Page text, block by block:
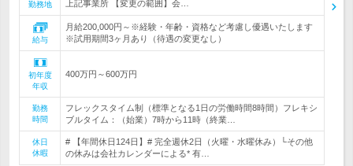
勤務地 上記事業所 【変更の範囲】会…
給与
月給200,000円～※経験・年齢・資格など考慮し優遇いたします
※試用期間3ヶ月あり（待遇の変更なし）
初年度
年収
400万円～600万円
勤務
時間
フレックスタイム制（標準となる1日の労働時間8時間）フレキシ
ブルタイム：（始業）7時から11時（終業…
休日
休暇
# 【年間休日124日】# 完全週休2日（火曜・水曜休み）└その他
の休みは会社カレンダーによる* 有…